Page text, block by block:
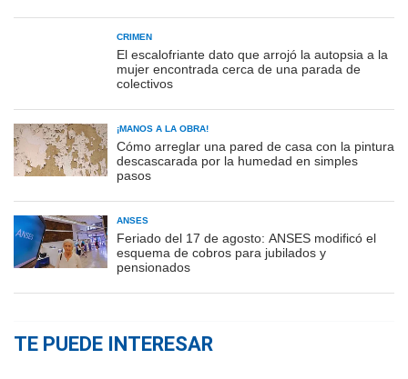
CRIMEN
El escalofriante dato que arrojó la autopsia a la
mujer encontrada cerca de una parada de
colectivos
¡MANOS A LA OBRA!
Cómo arreglar una pared de casa con la pintura
descascarada por la humedad en simples
pasos
ANSES
Feriado del 17 de agosto: ANSES modificó el
esquema de cobros para jubilados y
pensionados
TE PUEDE INTERESAR